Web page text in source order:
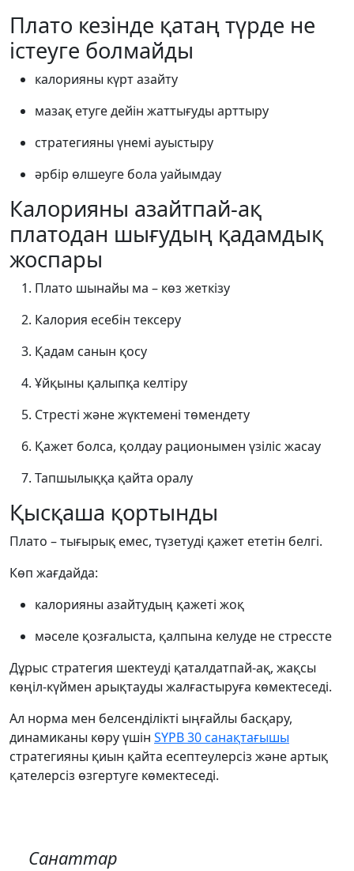
Плато кезінде қатаң түрде не
істеуге болмайды
калорияны күрт азайту
мазақ етуге дейін жаттығуды арттыру
стратегияны үнемі ауыстыру
әрбір өлшеуге бола уайымдау
Калорияны азайтпай-ақ
платодан шығудың қадамдық
жоспары
Плато шынайы ма – көз жеткізу
Калория есебін тексеру
Қадам санын қосу
Ұйқыны қалыпқа келтіру
Стресті және жүктемені төмендету
Қажет болса, қолдау рационымен үзіліс жасау
Тапшылыққа қайта оралу
Қысқаша қортынды
Плато – тығырық емес, түзетуді қажет ететін белгі.
Көп жағдайда:
калорияны азайтудың қажеті жоқ
мәселе қозғалыста, қалпына келуде не стрессте
Дұрыс стратегия шектеуді қаталдатпай-ақ, жақсы
көңіл-күймен арықтауды жалғастыруға көмектеседі.
Ал норма мен белсенділікті ыңғайлы басқару,
динамиканы көру үшін SYPB 30 санақтағышы
стратегияны қиын қайта есептеулерсіз және артық
қателерсіз өзгертуге көмектеседі.
Санаттар